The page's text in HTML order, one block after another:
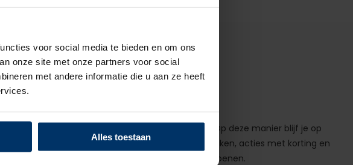
voor social media te bieden en om ons
onze site met onze partners voor social
met andere informatie die u aan ze heeft
Alles toestaan
5op
dat
Abonneer op onze nieuwsbrief! Op deze manier blijf je op
de hoogte van alle belangrijke zaken, acties met korting en
nuttige informatie over werkschoenen.